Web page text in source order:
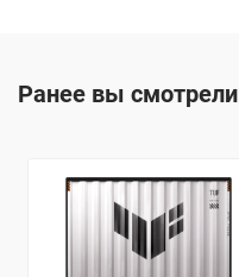
Ранее вы смотрели